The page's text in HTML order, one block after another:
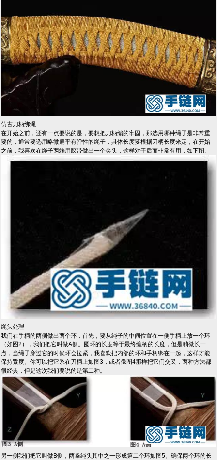
仿古刀柄绑绳
在开始之前，还有一点要说的是，要想把刀柄编的牢固，那选用哪种绳子是非常重
要的，通常要选用略微扁平有弹性的绳子，具体长度要根据刀柄长度来定，在开始
之前，我喜欢在绳子两端用胶带做出一个尖头，这样对于后面非常有用，如下图。
绳头处理
我们在手柄的两侧做出两个环，首先，要从绳子的中间位置在一侧手柄上放一个环
（如图2），我们把它叫做A侧。圆环的长度等于最终缠柄的长度，但是稍微长一
点，当绳子穿过它的时候环会拉紧，我喜欢把内部的环和手柄绑在一起，这样才能
保持紧度。你可以把它系在刀柄上如图3，或者像图4那样把它们交叉，两种方法都
很经典，但是这次我们要说的是第二种。
另一侧我们把它叫做B侧，两条绳头其中之一形成第二个环如图5。确保两个环的长